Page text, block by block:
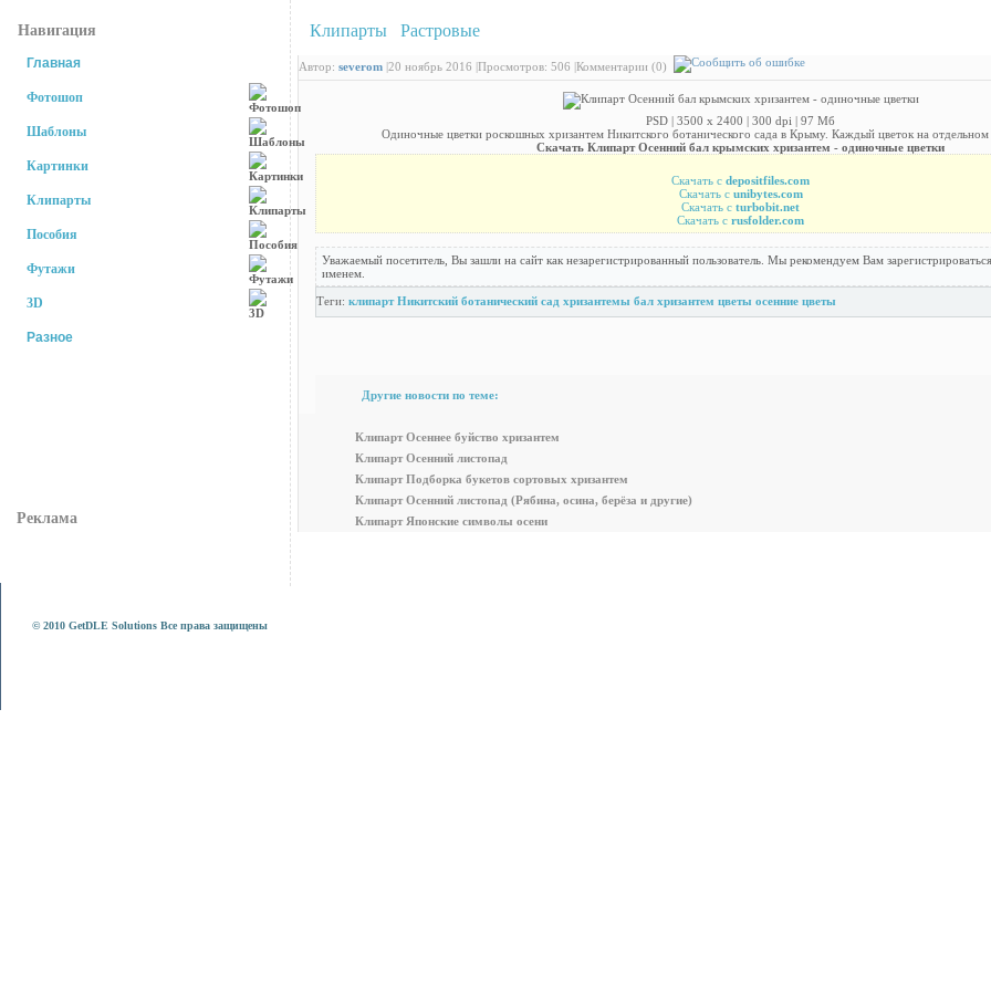
Навигация
Главная
Фотошоп
Шаблоны
Картинки
Клипарты
Пособия
Футажи
3D
Разное
Реклама
Клипарты Растровые
Автор: severom |20 ноябрь 2016 |Просмотров: 506 |Комментарии (0)
PSD | 3500 х 2400 | 300 dpi | 97 Мб
Одиночные цветки роскошных хризантем Никитского ботанического сада в Крыму. Каждый цветок на отдельном
Скачать Клипарт Осенний бал крымских хризантем - одиночные цветки
Скачать с depositfiles.com
Скачать с unibytes.com
Скачать с turbobit.net
Скачать с rusfolder.com
Уважаемый посетитель, Вы зашли на сайт как незарегистрированный пользователь. Мы рекомендуем Вам
именем.
Теги: клипарт Никитский ботанический сад хризантемы бал хризантем цветы осенние цветы
Другие новости по теме:
Клипарт Осеннее буйство хризантем
Клипарт Осенний листопад
Клипарт Подборка букетов сортовых хризантем
Клипарт Осенний листопад (Рябина, осина, берёза и другие)
Клипарт Японские символы осени
© 2010 GetDLE Solutions Все права защищены